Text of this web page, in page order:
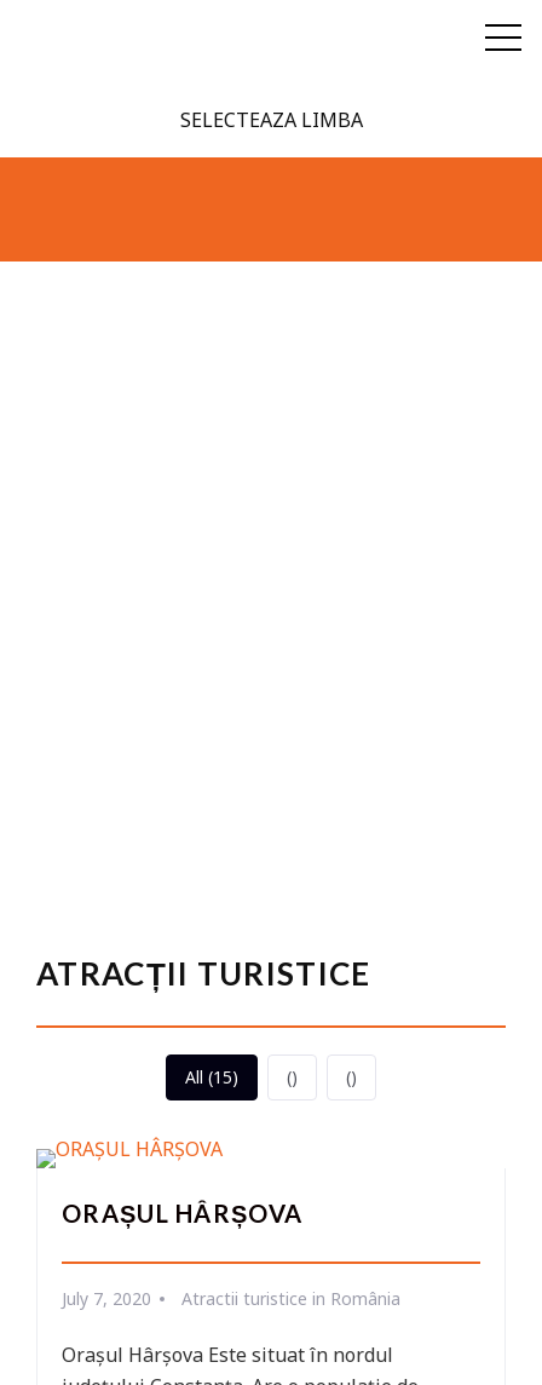
SELECTEAZA LIMBA
ATRACȚII TURISTICE
All (15) () ()
ORAȘUL HÂRȘOVA
July 7, 2020 Atractii turistice in România
Orașul Hârșova Este situat în nordul